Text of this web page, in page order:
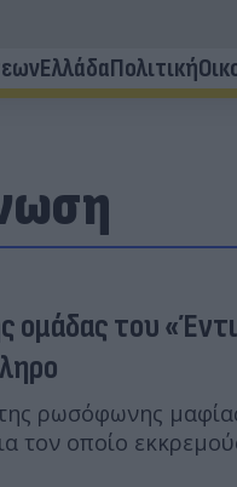
ΕλλάδαΠολιτική
ομάδας του
ρωσόφωνης
τον οποίο